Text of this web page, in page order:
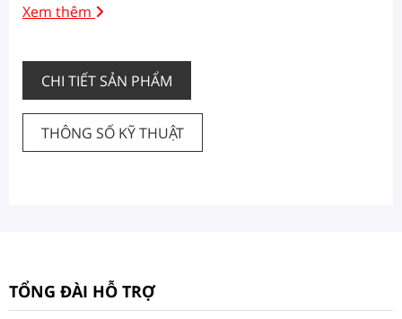
Xem thêm
CHI TIẾT SẢN PHẨM
THÔNG SỐ KỸ THUẬT
TỔNG ĐÀI HỖ TRỢ